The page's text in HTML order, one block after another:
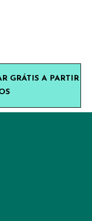
GRÁTIS A PARTIR